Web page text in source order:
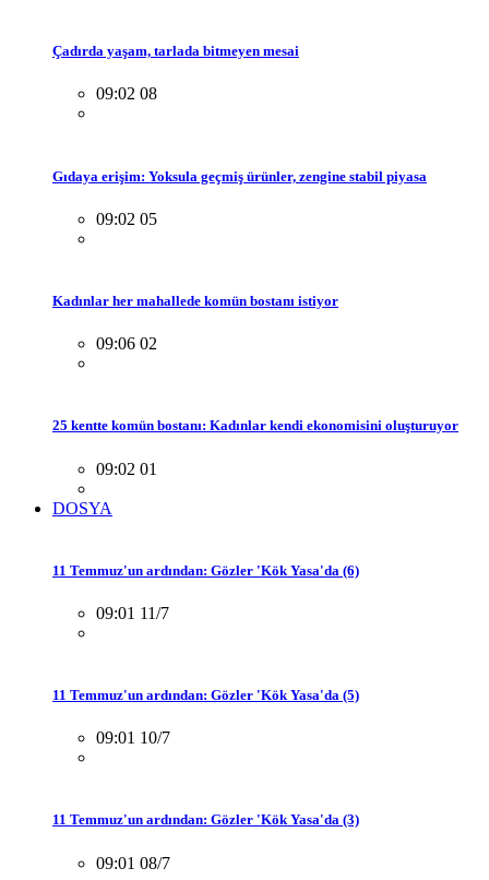
Çadırda yaşam, tarlada bitmeyen mesai
09:02 08
Gıdaya erişim: Yoksula geçmiş ürünler, zengine stabil piyasa
09:02 05
Kadınlar her mahallede komün bostanı istiyor
09:06 02
25 kentte komün bostanı: Kadınlar kendi ekonomisini oluşturuyor
09:02 01
DOSYA
11 Temmuz'un ardından: Gözler 'Kök Yasa'da (6)
09:01 11/7
11 Temmuz'un ardından: Gözler 'Kök Yasa'da (5)
09:01 10/7
11 Temmuz'un ardından: Gözler 'Kök Yasa'da (3)
09:01 08/7